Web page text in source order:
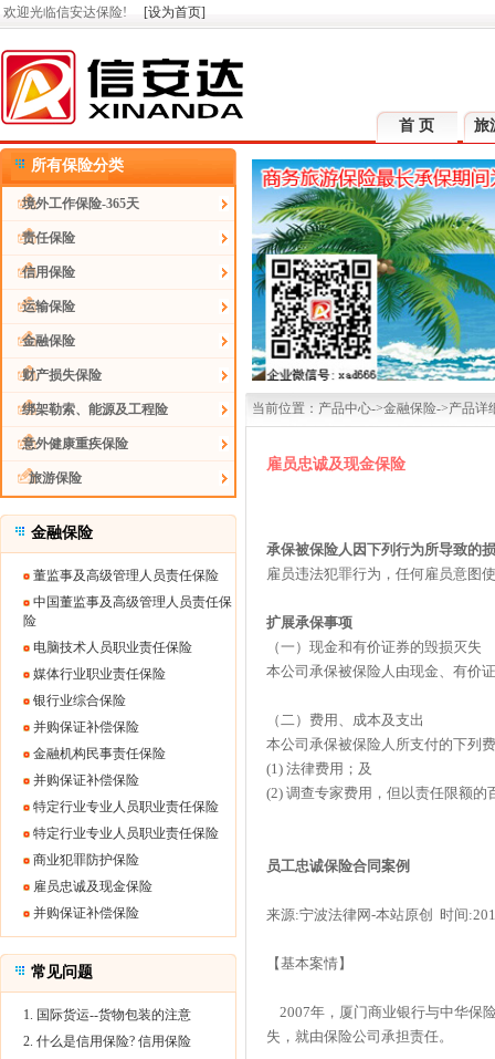
欢迎光临信安达保险! [设为首页]
首 页 旅
所有保险分类
境外工作保险-365天
责任保险
信用保险
运输保险
金融保险
财产损失保险
绑架勒索、能源及工程险
意外健康重疾保险
旅游保险
金融保险
董监事及高级管理人员责任保险
中国董监事及高级管理人员责任保
险
电脑技术人员职业责任保险
媒体行业职业责任保险
银行业综合保险
并购保证补偿保险
金融机构民事责任保险
并购保证补偿保险
特定行业专业人员职业责任保险
特定行业专业人员职业责任保险
商业犯罪防护保险
雇员忠诚及现金保险
并购保证补偿保险
常见问题
1. 国际货运--货物包装的注意
2. 什么是信用保险? 信用保险
当前位置：产品中心->金融保险->产品详
雇员忠诚及现金保险
承保被保险人因下列行为所导致的
雇员违法犯罪行为，任何雇员意图
扩展承保事项
（一）现金和有价证券的毁损灭失
本公司承保被保险人由现金、有价
（二）费用、成本及支出
本公司承保被保险人所支付的下列
(1) 法律费用；及
(2) 调查专家费用，但以责任限额
员工忠诚保险合同案例
来源:宁波法律网-本站原创 时间
【基本案情】
2007年，厦门商业银行与中华保
失，就由保险公司承担责任。